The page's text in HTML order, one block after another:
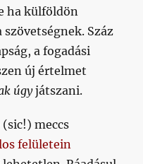
ha külföldön
Száz
a fogadási
új értelmet
úgyjátszani.
(sic!) meccs
felületein